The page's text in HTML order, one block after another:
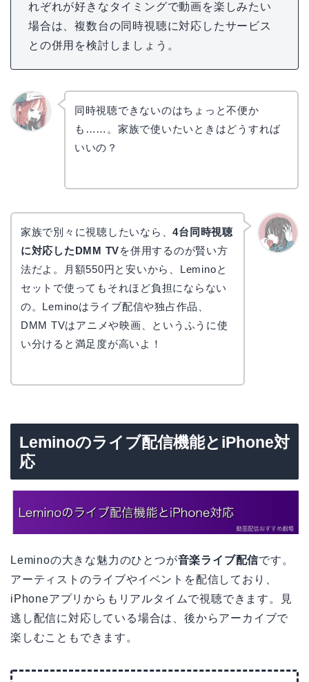
れぞれが好きなタイミングで動画を楽しみたい
場合は、複数台の同時視聴に対応したサービス
との併用を検討しましょう。
同時視聴できないのはちょっと不便か
も……。家族で使いたいときはどうすれば
いいの？
家族で別々に視聴したいなら、4台同時視聴
に対応したDMM TVを併用するのが賢い方
法だよ。月額550円と安いから、Leminoと
セットで使ってもそれほど負担にならない
の。Leminoはライブ配信や独占作品、
DMM TVはアニメや映画、というふうに使
い分けると満足度が高いよ！
Leminoのライブ配信機能とiPhone対
応
Leminoの大きな魅力のひとつが音楽ライブ配信です。
アーティストのライブやイベントを配信しており、
iPhoneアプリからもリアルタイムで視聴できます。見
逃し配信に対応している場合は、後からアーカイブで
楽しむこともできます。